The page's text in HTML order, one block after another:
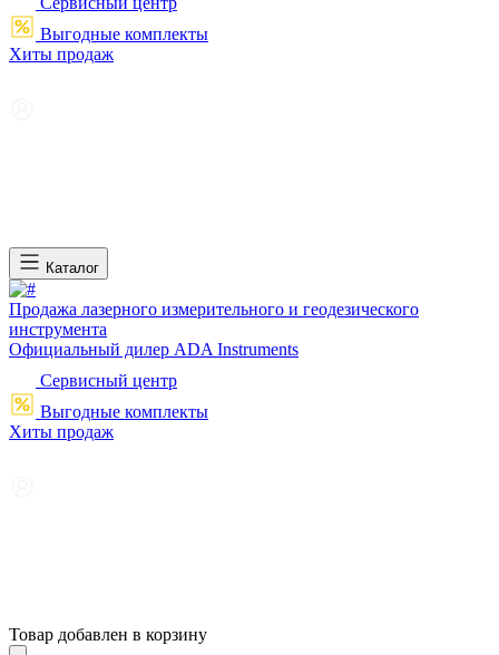
Выгодные комплекты
Хиты продаж
Каталог
Продажа лазерного измерительного и геодезического
инструмента
Официальный дилер ADA Instruments
Сервисный центр
Выгодные комплекты
Хиты продаж
Товар добавлен в корзину